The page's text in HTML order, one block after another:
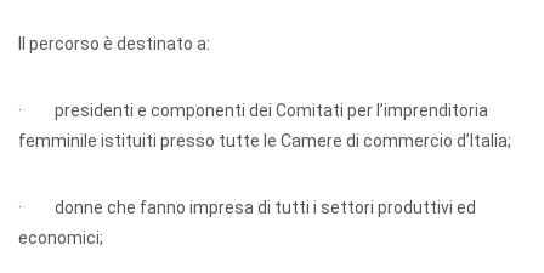
Il percorso è destinato a:
· presidenti e componenti dei Comitati per l’imprenditoria
femminile istituiti presso tutte le Camere di commercio d’Italia;
· donne che fanno impresa di tutti i settori produttivi ed
economici;